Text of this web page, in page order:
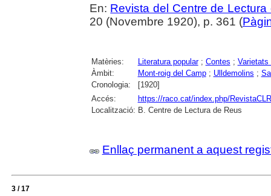
En: Revista del Centre de Lectura
20 (Novembre 1920), p. 361 (
Matèries: Literatura popular; Contes ; Varietats
Àmbit:
Mont-roig del Camp; Ulldemolins ;
Cronologia:
[1920]
Accés:
https://raco.cat/index.php/
Localització: B. Centre de Lectura de Reus
Enllaç permanent a aquest
3 / 17